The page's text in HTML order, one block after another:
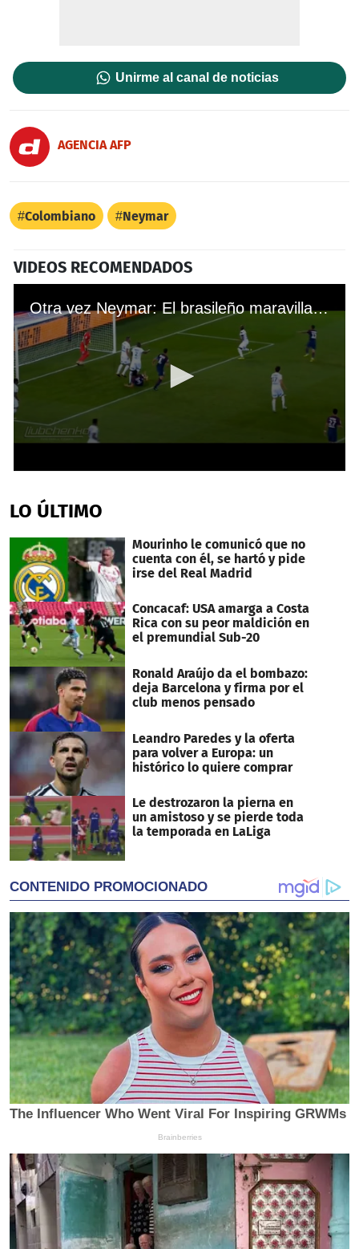
Unirme al canal de noticias
AGENCIA AFP
Colombiano Neymar
VIDEOS RECOMENDADOS
Otra vez Neymar: El brasileño maravilla en Francia con esta jugada
of
34
LO ÚLTIMO
Mourinho le comunicó que no
cuenta con él, se hartó y pide
irse del Real Madrid
Concacaf: USA amarga a Costa
Rica con su peor maldición en
el premundial Sub-20
Ronald Araújo da el bombazo:
deja Barcelona y firma por el
club menos pensado
Leandro Paredes y la oferta
para volver a Europa: un
histórico lo quiere comprar
Le destrozaron la pierna en
un amistoso y se pierde toda
la temporada en LaLiga